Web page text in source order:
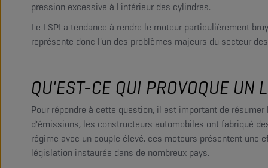
pression excessive à l'intérieur des cylindres.
Le LSPI a tendance à rendre le moteur particulièrement
représente donc l'un des problèmes majeurs du secteur
QU'EST-CE QUI PROVOQUE UN
Pour répondre à cette question, il est important de
d'émissions, les constructeurs automobiles ont fabriqué
régime avec un couple élevé, ces moteurs présentent une
législation instaurée dans de nombreux pays.